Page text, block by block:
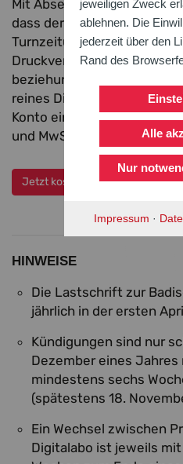
jeweiligen Zweck
ablehnen. Die
jederzeit über den
Rand des
Alle
Nur
Impressum ·
Mit Absenden des
dass der Bezugspreis der
Turnzeitung von 36 Euro
Druckversion inklusive E-
beziehungsweise 24 Euro
reines Digitalabo jährlich
Konto eingezogen wird
und MwSt.).
HINWEISE
Die Lastschrift zur
jährlich in der ersten
Kündigungen sind nur
Dezember eines
mindestens sechs
(spätestens 18.
Ein Wechsel zwischen
Digitalabo ist jeweils